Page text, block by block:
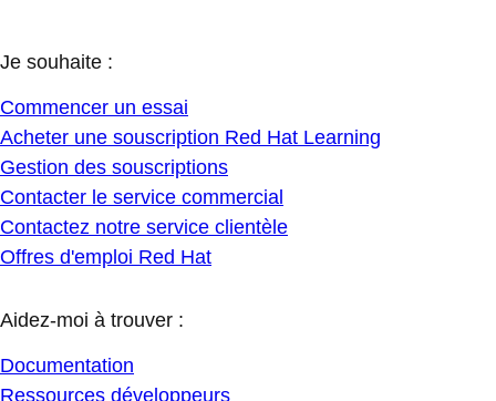
Je souhaite :
Commencer un essai
Acheter une souscription Red Hat Learning
Gestion des souscriptions
Contacter le service commercial
Contactez notre service clientèle
Offres d'emploi Red Hat
Aidez-moi à trouver :
Documentation
Ressources développeurs